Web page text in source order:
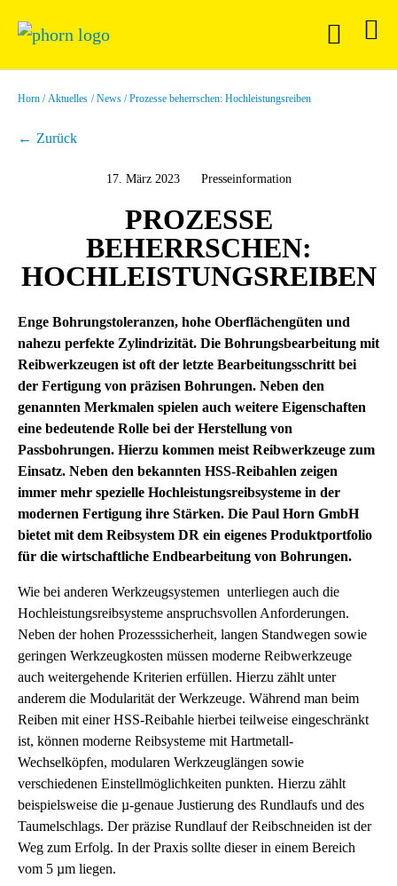
Horn Aktuelles News Prozesse beherrschen: Hochleistungsreiben
Zurück
17. März 2023 Presseinformation
PROZESSE
BEHERRSCHEN:
HOCHLEISTUNGSREIBEN
Enge Bohrungstoleranzen, hohe Oberflächengüten und
nahezu perfekte Zylindrizität. Die Bohrungsbearbeitung mit
Reibwerkzeugen ist oft der letzte Bearbeitungsschritt bei
der Fertigung von präzisen Bohrungen. Neben den
genannten Merkmalen spielen auch weitere Eigenschaften
eine bedeutende Rolle bei der Herstellung von
Passbohrungen. Hierzu kommen meist Reibwerkzeuge zum
Einsatz. Neben den bekannten HSS-Reibahlen zeigen
immer mehr spezielle Hochleistungsreibsysteme in der
modernen Fertigung ihre Stärken. Die Paul Horn GmbH
bietet mit dem Reibsystem DR ein eigenes Produktportfolio
für die wirtschaftliche Endbearbeitung von Bohrungen.
Wie bei anderen Werkzeugsystemen unterliegen auch die
Hochleistungsreibsysteme anspruchsvollen Anforderungen.
Neben der hohen Prozesssicherheit, langen Standwegen sowie
geringen Werkzeugkosten müssen moderne Reibwerkzeuge
auch weitergehende Kriterien erfüllen. Hierzu zählt unter
anderem die Modularität der Werkzeuge. Während man beim
Reiben mit einer HSS-Reibahle hierbei teilweise eingeschränkt
ist, können moderne Reibsysteme mit Hartmetall-
Wechselköpfen, modularen Werkzeuglängen sowie
verschiedenen Einstellmöglichkeiten punkten. Hierzu zählt
beispielsweise die µ-genaue Justierung des Rundlaufs und des
Taumelschlags. Der präzise Rundlauf der Reibschneiden ist der
Weg zum Erfolg. In der Praxis sollte dieser in einem Bereich
vom 5 µm liegen.